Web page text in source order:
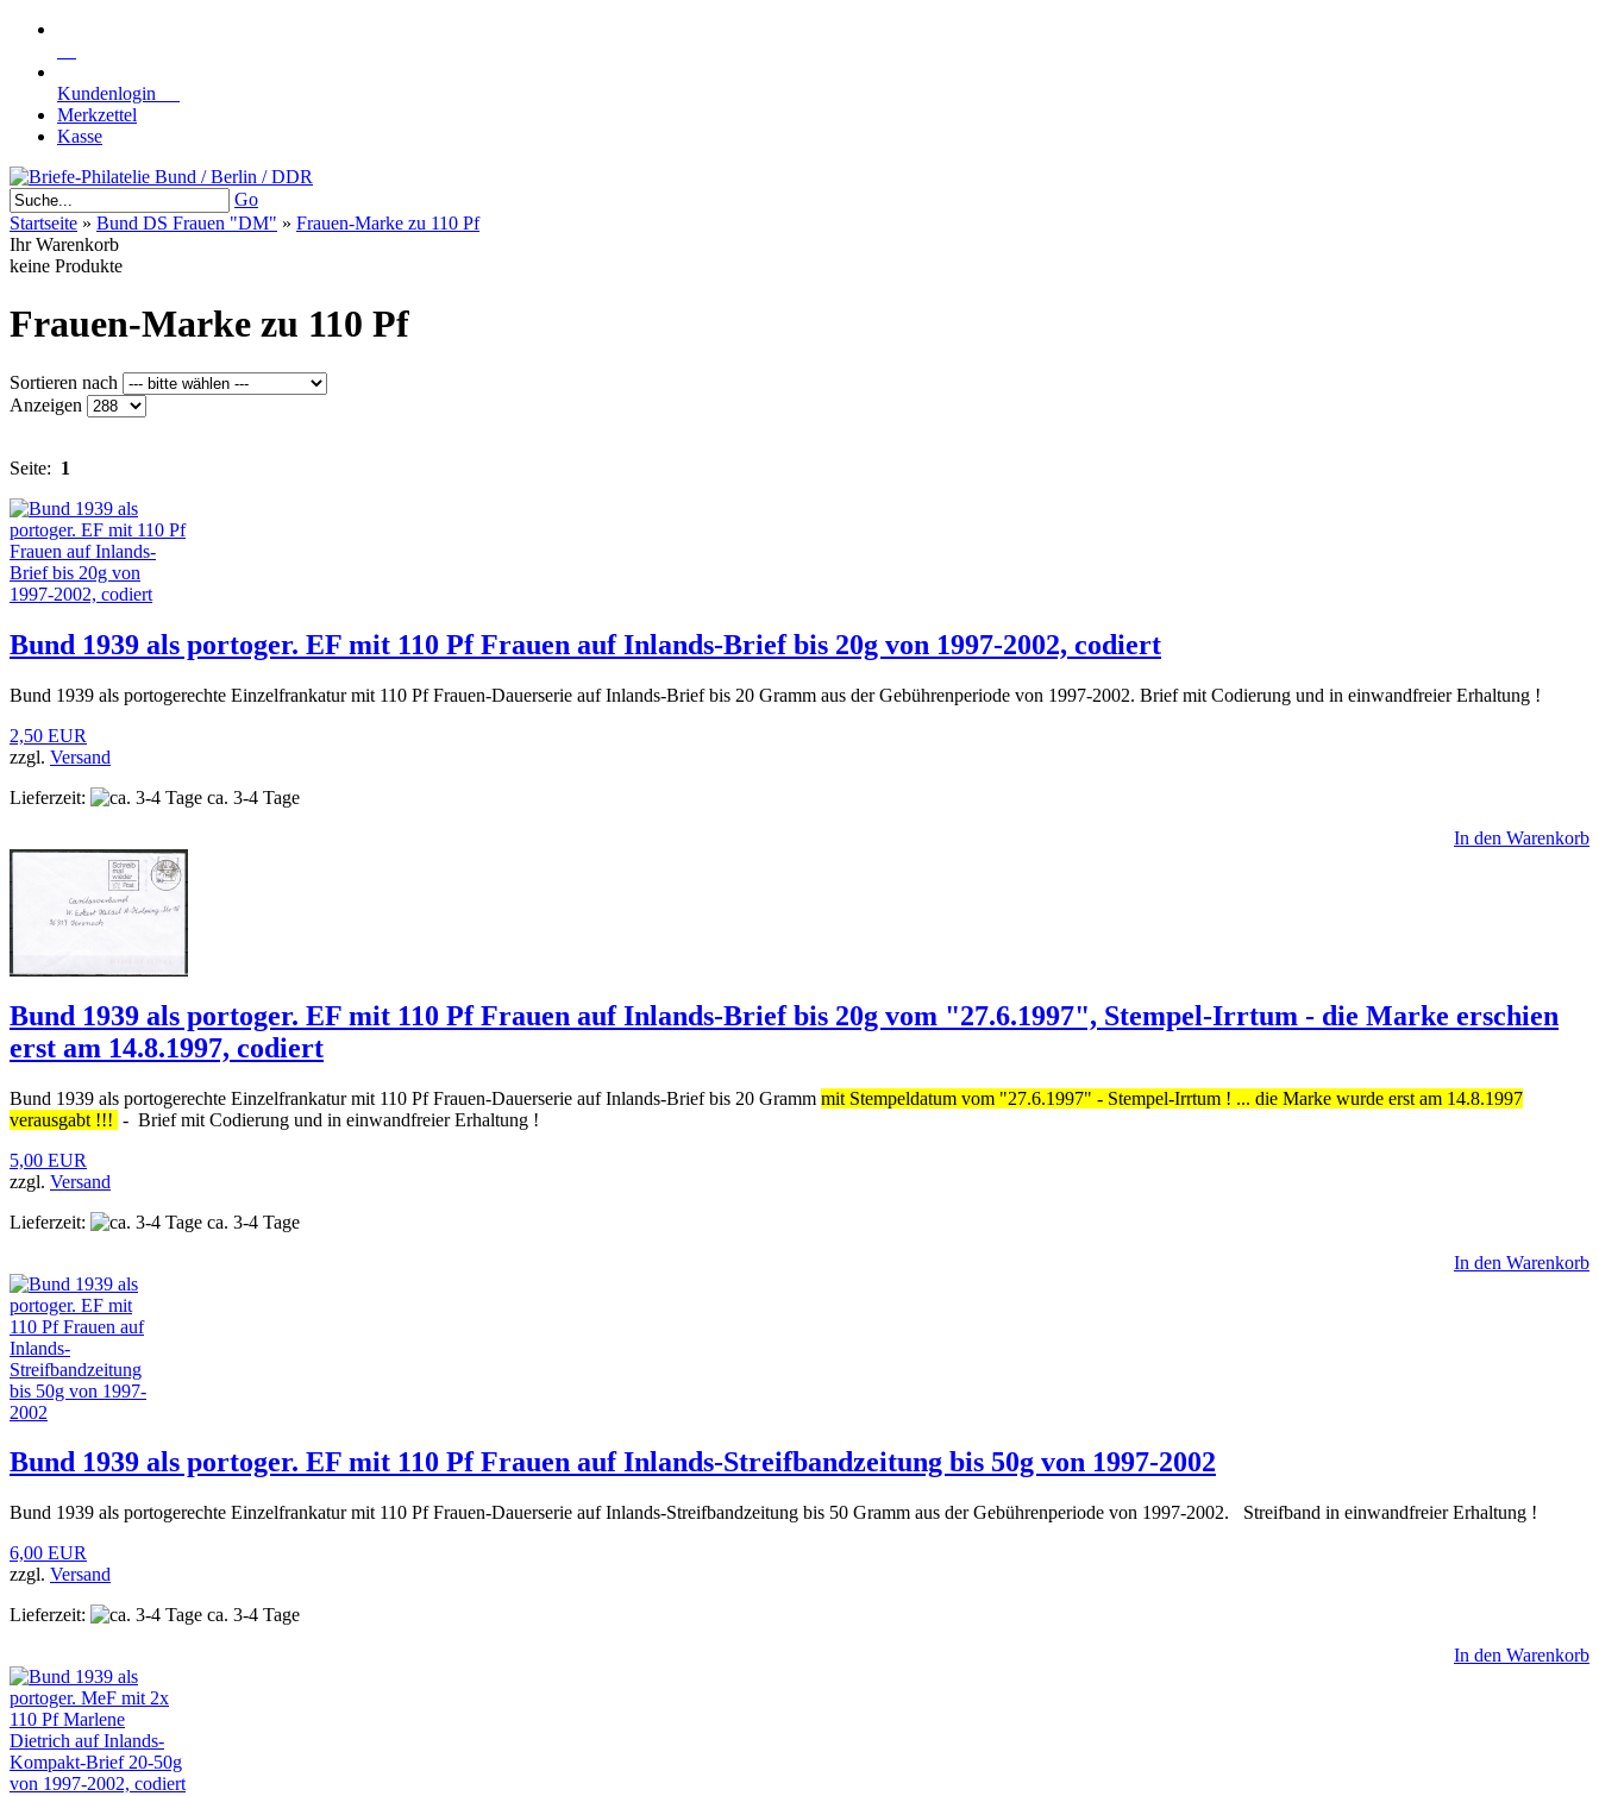
Kundenlogin
Merkzettel
Kasse
Go
Startseite » Bund DS Frauen "DM" » Frauen-Marke zu 110 Pf
Ihr Warenkorb
keine Produkte
Frauen-Marke zu 110 Pf
Sortieren nach
Anzeigen
Seite: 1
Bund 1939 als portoger. EF mit 110 Pf Frauen auf Inlands-Brief bis 20g von 1997-2002, codiert
Bund 1939 als portogerechte Einzelfrankatur mit 110 Pf Frauen-Dauerserie auf Inlands-Brief bis 20 Gramm aus der Gebührenperiode von 1997-2002. Brief mit Codierung und in einwandfreier Erhaltung !
2,50 EUR
zzgl. Versand
Lieferzeit:
ca. 3-4 Tage
In den Warenkorb
Bund 1939 als portoger. EF mit 110 Pf Frauen auf Inlands-Brief bis 20g vom "27.6.1997", Stempel-Irrtum - die Marke erschien
erst am 14.8.1997, codiert
Bund 1939 als portogerechte Einzelfrankatur mit 110 Pf Frauen-Dauerserie auf Inlands-Brief bis 20 Gramm mit Stempeldatum vom "27.6.1997" - Stempel-Irrtum ! ... die Marke wurde erst am 14.8.1997
verausgabt !!! - Brief mit Codierung und in einwandfreier Erhaltung !
5,00 EUR
zzgl. Versand
Lieferzeit:
ca. 3-4 Tage
In den Warenkorb
Bund 1939 als portoger. EF mit 110 Pf Frauen auf Inlands-Streifbandzeitung bis 50g von 1997-2002
Bund 1939 als portogerechte Einzelfrankatur mit 110 Pf Frauen-Dauerserie auf Inlands-Streifbandzeitung bis 50 Gramm aus der Gebührenperiode von 1997-2002. Streifband in einwandfreier Erhaltung !
6,00 EUR
zzgl. Versand
Lieferzeit:
ca. 3-4 Tage
In den Warenkorb